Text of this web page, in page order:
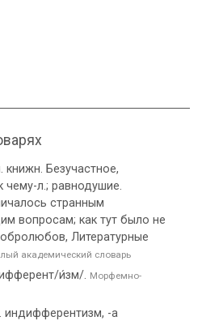
книжн. Безучастное,
чему-л.; равнодушие.
странным
вопросам; как тут было не
Литературные
академический словарь
и́зм/. Морфемно-
индифферентизм, -а